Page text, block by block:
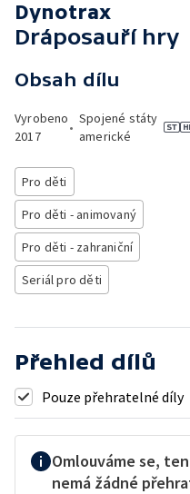
Dynotrax
Dráposauří hry
Obsah dílu
Vyrobeno
2017
•
Spojené státy
americké
Pro děti
Pro děti - animovaný
Pro děti - zahraniční
Seriál pro děti
Přehled dílů
Pouze přehratelné díly
Omlouváme se,
nemá žádné